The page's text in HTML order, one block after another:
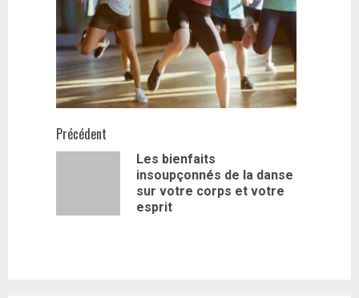
Navigation
Précédent
Les bienfaits
insoupçonnés de la danse
sur votre corps et votre
esprit